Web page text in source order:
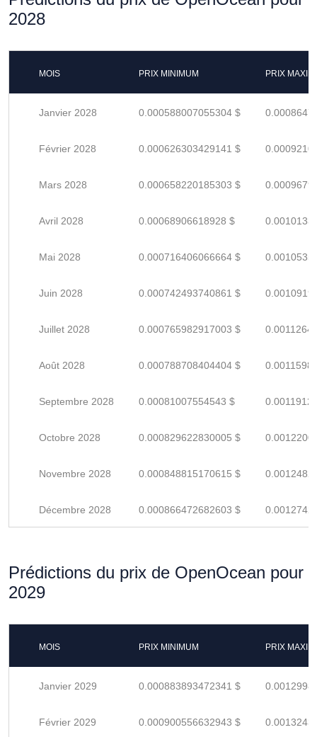
2028
MOIS PRIX MINIMUM PRIX
Janvier 2028 0.000588007055304 $
Février 2028 0.000626303429141 $
Mars 2028 0.000658220185303 $
Avril 2028 0.00068906618928 $
Mai 2028 0.000716406066664 $
Juin 2028 0.000742493740861 $
Juillet 2028 0.000765982917003 $
Août 2028 0.000788708404404 $
Septembre 2028 0.00081007554543 $
Octobre 2028 0.000829622830005 $
Novembre 2028 0.000848815170615 $
Décembre 2028 0.000866472682603 $
Prédictions du prix de OpenOcean pour
2029
MOIS PRIX MINIMUM PRIX
Janvier 2029 0.000883893472341 $
Février 2029 0.000900556632943 $